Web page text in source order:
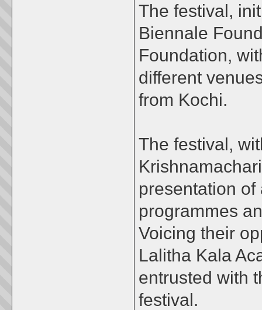
The festival,
Biennale
Foundation,
different
from Kochi.
The festival,
presentation
programmes
Voicing their
Lalitha Kala
entrusted with
festival.